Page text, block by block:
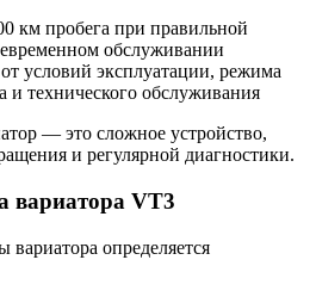
км пробега при правильной
обслуживании
условий эксплуатации, режима
и технического обслуживания
— это сложное устройство,
и регулярной диагностики.
вариатора VT3
определяется